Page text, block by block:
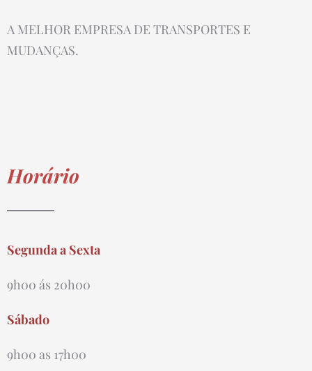
A MELHOR EMPRESA DE TRANSPORTES E
MUDANÇAS.
Horário
Segunda a Sexta
9h00 ás 20h00
Sábado
9h00 as 17h00